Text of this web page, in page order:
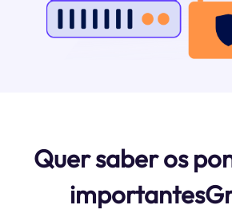
Quer saber os